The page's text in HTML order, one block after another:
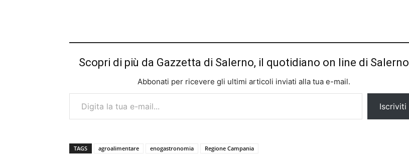
Scopri di più da Gazzetta di Salerno, il quotidiano on line di Salerno
Abbonati per ricevere gli ultimi articoli inviati alla tua e-mail.
Digita la tua e-mail...
Iscriviti
TAGS agroalimentare enogastronomia Regione Campania